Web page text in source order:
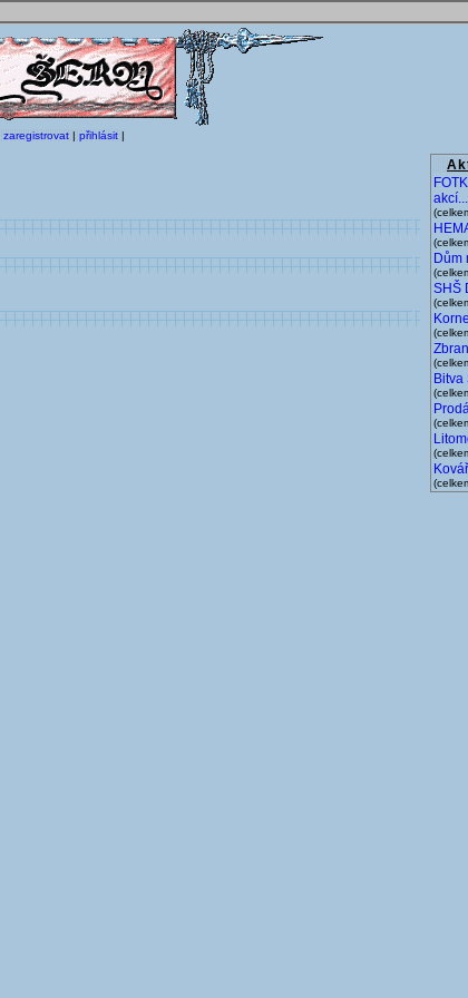
zaregistrovat | přihlásit |
Dům
SHŠ
Bitva